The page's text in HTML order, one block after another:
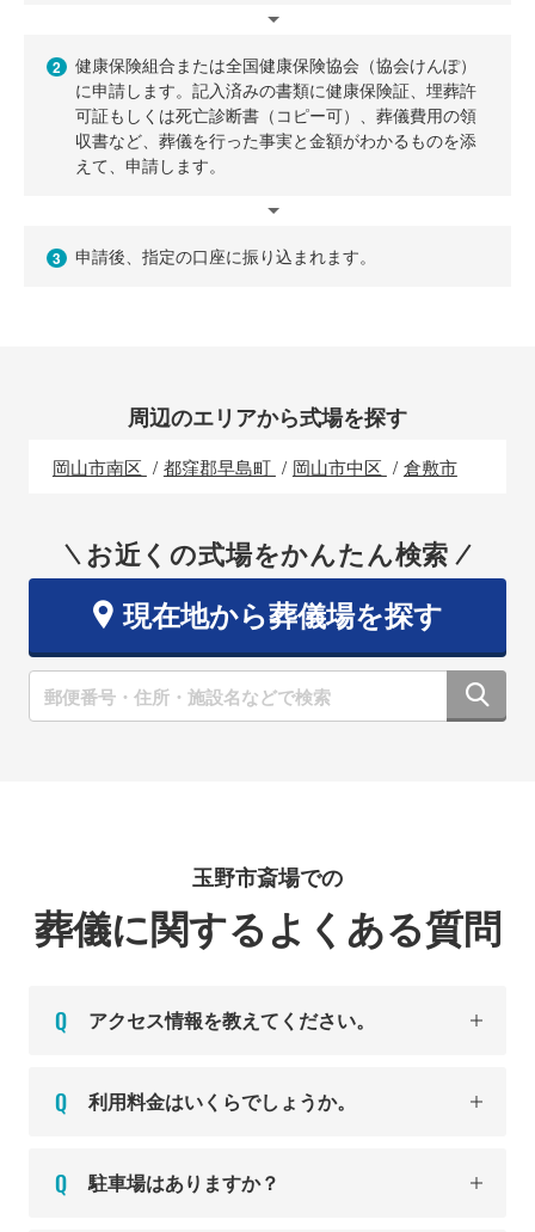
2
健康保険組合または全国健康保険協会（協会けんぽ）
に申請します。記入済みの書類に健康保険証、埋葬許
可証もしくは死亡診断書（コピー可）、葬儀費用の領
収書など、葬儀を行った事実と金額がわかるものを添
えて、申請します。
3 申請後、指定の口座に振り込まれます。
周辺のエリアから式場を探す
岡山市南区 都窪郡早島町 岡山市中区 倉敷市
お近くの式場をかんたん検索
現在地から葬儀場を探す
玉野市斎場での
葬儀に関するよくある質問
アクセス情報を教えてください。
利用料金はいくらでしょうか。
駐車場はありますか？